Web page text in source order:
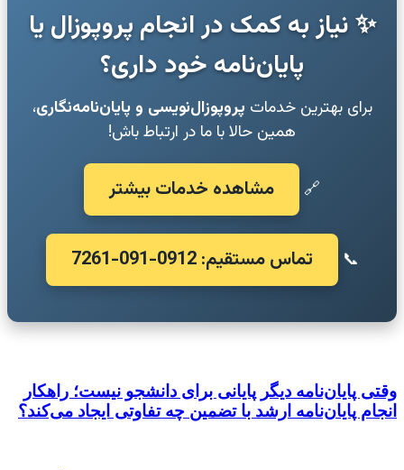
✨ نیاز به کمک در انجام پروپوزال یا
پایان‌نامه خود داری؟
برای بهترین خدمات پروپوزال‌نویسی و پایان‌نامه‌نگاری،
همین حالا با ما در ارتباط باش!
🔗 مشاهده خدمات بیشتر
📞 تماس مستقیم: 0912-091-7261
وقتی پایان‌نامه دیگر پایانی برای دانشجو نیست؛ راهکار
انجام پایان‌نامه ارشد با تضمین چه تفاوتی ایجاد می‌کند؟